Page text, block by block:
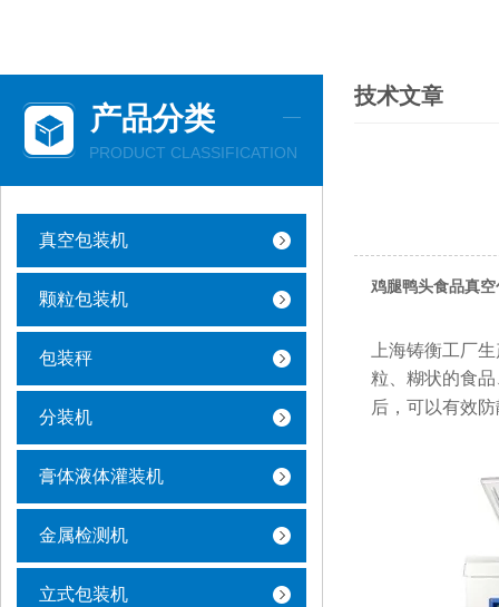
产品分类
PRODUCT CLASSIFICATION
真空包装机
颗粒包装机
包装秤
分装机
膏体液体灌装机
金属检测机
立式包装机
技术文章
鸡腿鸭头食品真
上海铸衡工厂
粒、糊状的食
后，可以有效